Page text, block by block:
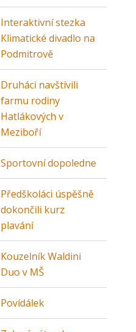
Interaktivní stezka
Klimatické divadlo na
Podmitrově
Druháci navštívili
farmu rodiny
Hatlákových v
Meziboří
Sportovní dopoledne
Předškoláci úspěšně
dokončili kurz
plavání
Kouzelník Waldini
Duo v MŠ
Povídálek